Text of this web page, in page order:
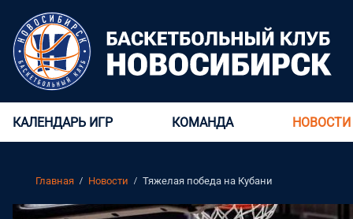
КАЛЕНДАРЬ ИГР КОМАНДА НОВОСТИ
Главная Новости Тяжелая победа на Кубани